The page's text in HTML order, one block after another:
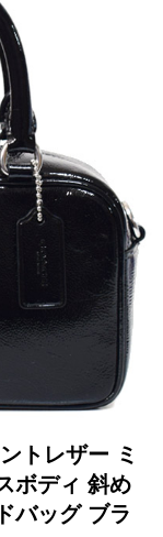
トレザー ミ
ボディ 斜め
バッグ ブラ